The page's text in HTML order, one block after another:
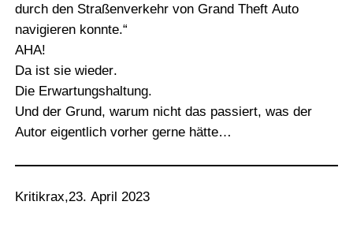
durch den Straßenverkehr von Grand Theft Auto
navigieren konnte.“
AHA!
Da ist sie wieder.
Die Erwartungshaltung.
Und der Grund, warum nicht das passiert, was der
Autor eigentlich vorher gerne hätte…
Kritikrax,23. April 2023